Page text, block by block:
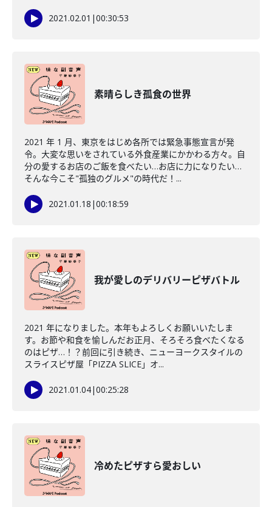
2021.02.01 |00:30:53
素晴らしき孤食の世界
2021 年 1 月、東京をはじめ各所では緊急事態宣言が発
令。大変な思いをされている外食産業にかかわる方々。自
分の愛するお店のご飯を食べたい…お店に力になりたい…
そんな今こそ"孤独のグルメ"の時代だ！...
2021.01.18 |00:18:59
我が愛しのデリバリーピザバトル
2021 年になりました。本年もよろしくお願いいたしま
す。お節や和食を愉しんだお正月、そろそろ食べたくなる
のはピザ…！？前回に引き続き、ニューヨークスタイルの
スライスピザ屋「PIZZA SLICE」オ...
2021.01.04|00:25:28
冷めたピザすら愛おしい